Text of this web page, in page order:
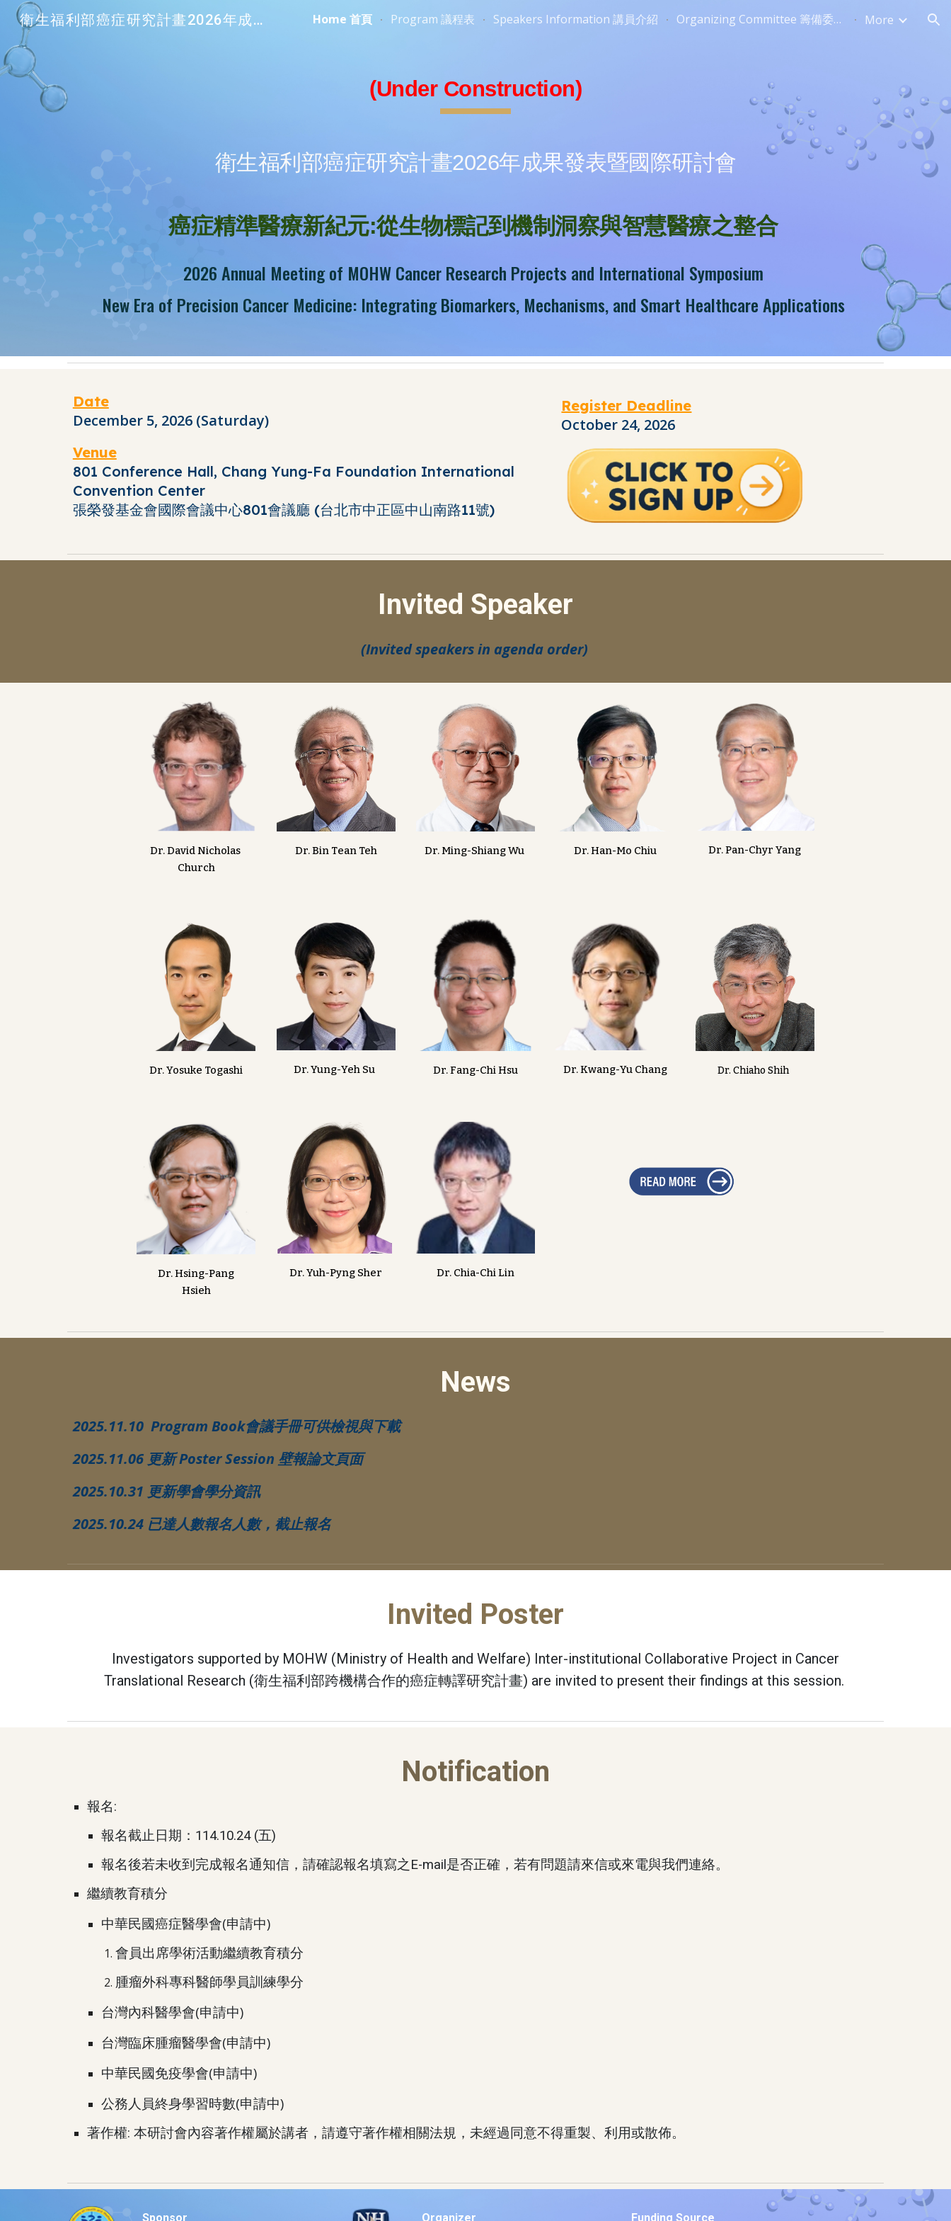
Skip to main content Skip to navigation
衛生福利部癌症研究計畫2026年成果發表暨國際研討會 Home 首頁 Program 議程表 Speakers Information 講員介紹 Organizing Committee 籌備委員會 More
(Under Construction)
衛生福利部癌症研究計畫2026年成果發表暨國際研討會
癌症精準醫療新紀元:從生物標記到機制洞察與智慧醫療之整合
2026Annual Meeting of MOHW Cancer Research Projects and International Symposium
New Era of Precision Cancer Medicine: Integrating Biomarkers, Mechanisms, and Smart Healthcare Applications
Date
December 5, 2026(Saturday)
Venue
801 Conference Hall, Chang Yung-Fa Foundation International
Convention Center
張榮發基金會國際會議中心801會議廳 (台北市中正區中山南路11號)
Register Deadline
October 24, 2026
Invited Speaker
(Invited speakers in agenda order)
Dr. David Nicholas
Church
Dr.Bin Tean Teh Dr. Ming-Shiang Wu Dr. Han-Mo Chiu Dr. Pan-Chyr Yang
Dr. Yosuke Togashi Dr. Yung-Yeh Su Dr. Fang-Chi Hsu Dr. Kwang-Yu Chang Dr. Chiaho Shih
Dr. Hsing-Pang
Hsieh
Dr. Yuh-Pyng Sher Dr. Chia-Chi Lin
News
2025.11.10 Program Book會議手冊可供檢視與下載
2025.11.06 更新Poster Session 壁報論文頁面
2025.10.31 更新學會學分資訊
2025.10.24 已達人數報名人數，截止報名
Invited Poster
Investigators supported by MOHW (Ministry of Health and Welfare) Inter-institutional Collaborative Project in Cancer
Translational Research (衛生福利部跨機構合作的癌症轉譯研究計畫) are invited to present their findings at this session.
Notification
報名:
報名截止日期：114.10.24 (五)
報名後若未收到完成報名通知信，請確認報名填寫之E-mail是否正確，若有問題請來信或來電與我們連絡。
繼續教育積分
中華民國癌症醫學會(申請中)
會員出席學術活動繼續教育積分
腫瘤外科專科醫師學員訓練學分
台灣內科醫學會(申請中)
台灣臨床腫瘤醫學會(申請中)
中華民國免疫學會(申請中)
公務人員終身學習時數(申請中)
著作權: 本研討會內容著作權屬於講者，請遵守著作權相關法規，未經過同意不得重製、利用或散佈。
Sponsor Organizer Funding Source